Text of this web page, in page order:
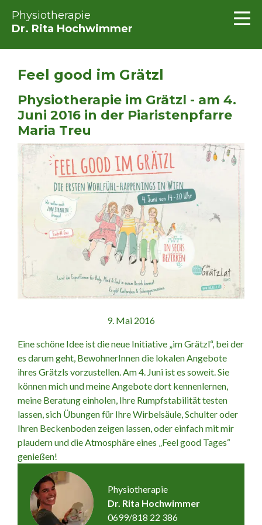
Physiotherapie
Dr. Rita Hochwimmer
Feel good im Grätzl
Physiotherapie im Grätzl - am 4.
Juni 2016 in der Piaristenpfarre
Maria Treu
9. Mai 2016
Eine schöne Idee ist die neue Initiative „im Grätzl“, bei der
es darum geht, BewohnerInnen die lokalen Angebote
ihres Grätzls vorzustellen. Am 4. Juni ist es soweit. Sie
können mich und meine Angebote dort kennenlernen,
meine Beratung einholen, Ihre Rumpfstabilität testen
lassen, sich Übungen für Ihre Wirbelsäule, Schulter oder
Ihren Beckenboden zeigen lassen, oder einfach mit mir
plaudern und die Atmosphäre eines „Feel good Tages“
genießen!
Physiotherapie
Dr. Rita Hochwimmer
0699/818 22 386